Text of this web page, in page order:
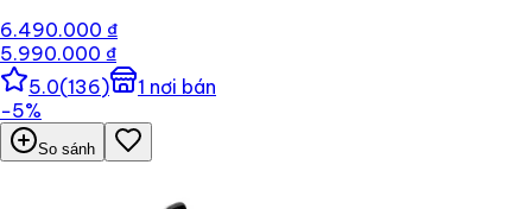
6.490.000 ₫
5.990.000 ₫
5.0(136) 1 nơi bán
−5%
So sánh